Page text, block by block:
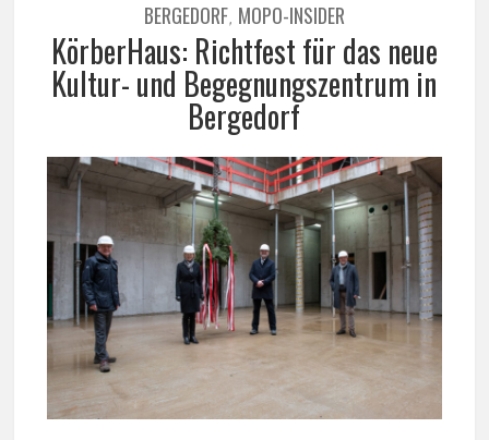
BERGEDORF, MOPO-INSIDER
KörberHaus: Richtfest für das neue
Kultur- und Begegnungszentrum in
Bergedorf